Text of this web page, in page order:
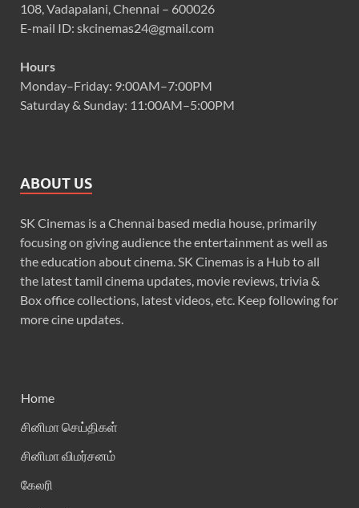
108, Vadapalani, Chennai – 600026
E-mail ID: skcinemas24@gmail.com
Hours
Monday–Friday: 9:00AM–7:00PM
Saturday & Sunday: 11:00AM–5:00PM
ABOUT US
SK Cinemas is a Chennai based media house, primarily
focusing on giving audience the entertainment as well as
the education about cinema. SK Cinemas is a Hub to all
the latest tamil cinema updates, movie reviews, trivia &
Box office collections, latest videos, etc. Keep following for
more cine updates.
Home
சினிமா செய்திகள்
சினிமா விமர்சனம்
கேலரி